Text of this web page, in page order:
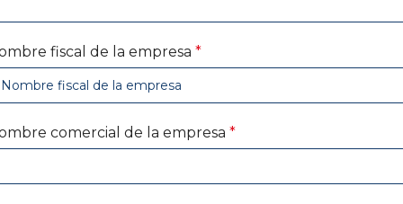
fiscal de la empresa *
comercial de la empresa *